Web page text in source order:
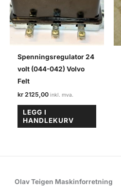
Spenningsregulator 24
volt (044-042) Volvo
Felt
kr 2125,00
LEGG I
HANDLEKURV
Olav Teigen Maskinforretning